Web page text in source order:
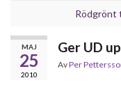
Rödgrönt
MAJ
25
2010
Ger UD
AvPer